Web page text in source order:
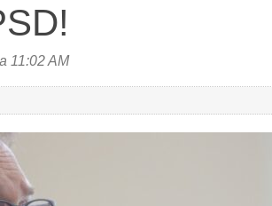
11:02 AM